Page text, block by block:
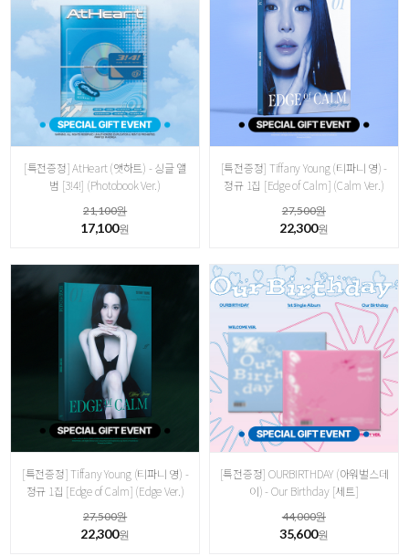
[특전증정] AtHeart (앳하트) - 싱글 앨
범 [3!4!] (Photobook Ver.)
21,100원
17,100원
[특전증정] Tiffany Young (티파니 영) -
정규 1집 [ Edge of Calm] ( Calm Ver.)
27,500원
22,300원
[특전증정] Tiffany Young (티파니 영) -
정규 1집 [ Edge of Calm] (Edge Ver.)
27,500원
22,300원
[특전증정] OURBIRTHDAY (아워벌스데
이) - Our Birthday [세트]
44,000원
35,600원